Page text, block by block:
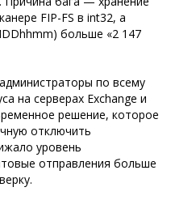
FIP-FS в int32, а
больше «2 147
по всему
на серверах Exchange и
решение, которое
отключить
уровень
отправления больше